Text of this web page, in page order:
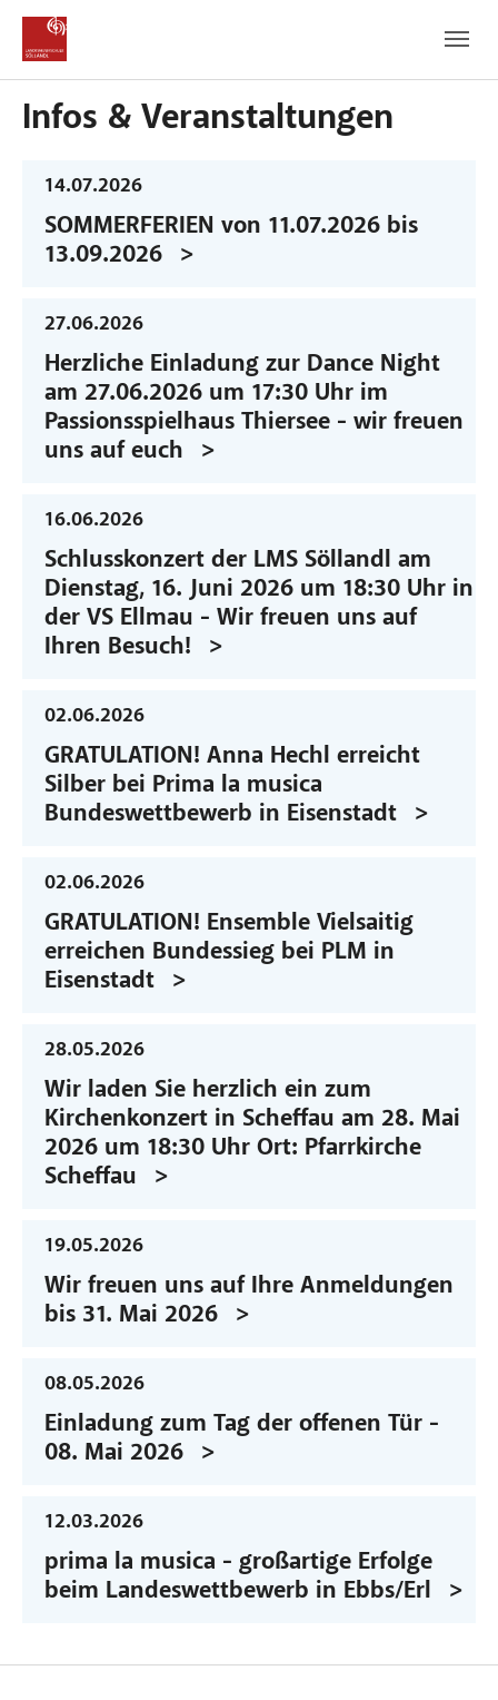
Zum Hauptinhalt
Zum Fußbereich
Infos & Veranstaltungen
14.07.2026
SOMMERFERIEN von 11.07.2026 bis
13.09.2026
27.06.2026
Herzliche Einladung zur Dance Night
am 27.06.2026 um 17:30 Uhr im
Passionsspielhaus Thiersee - wir freuen
uns auf euch
16.06.2026
Schlusskonzert der LMS Söllandl am
Dienstag, 16. Juni 2026 um 18:30 Uhr in
der VS Ellmau - Wir freuen uns auf
Ihren Besuch!
02.06.2026
GRATULATION! Anna Hechl erreicht
Silber bei Prima la musica
Bundeswettbewerb in Eisenstadt
02.06.2026
GRATULATION! Ensemble Vielsaitig
erreichen Bundessieg bei PLM in
Eisenstadt
28.05.2026
Wir laden Sie herzlich ein zum
Kirchenkonzert in Scheffau am 28. Mai
2026 um 18:30 Uhr Ort: Pfarrkirche
Scheffau
19.05.2026
Wir freuen uns auf Ihre Anmeldungen
bis 31. Mai 2026
08.05.2026
Einladung zum Tag der offenen Tür -
08. Mai 2026
12.03.2026
prima la musica - großartige Erfolge
beim Landeswettbewerb in Ebbs/Erl